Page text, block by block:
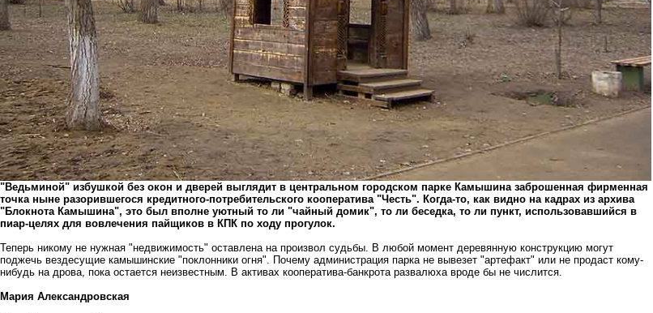
"Ведьминой" избушкой без окон и дверей выглядит в центральном городском парке Камышина заброшенная фирменная
точка ныне разорившегося кредитного-потребительского кооператива "Честь". Когда-то, как видно на кадрах из архива
"Блокнота Камышина", это был вполне уютный то ли "чайный домик", то ли беседка, то ли пункт, использовавшийся в
пиар-целях для вовлечения пайщиков в КПК по ходу прогулок.
Теперь никому не нужная "недвижимость" оставлена на произвол судьбы. В любой момент деревянную конструкцию могут
поджечь вездесущие камышинские "поклонники огня". Почему администрация парка не вывезет "артефакт" или не продаст кому-
нибудь на дрова, пока остается неизвестным. В активах кооператива-банкрота развалюха вроде бы не числится.
Мария Александровская